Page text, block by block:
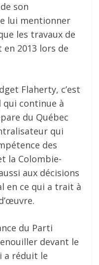
son
lui mentionner
les travaux de
2013 lors de
Flaherty, c’est
qui continue à
du Québec
qui
des
la Colombie-
aux décisions
en ce qui a trait à
du Parti
devant le
a réduit le